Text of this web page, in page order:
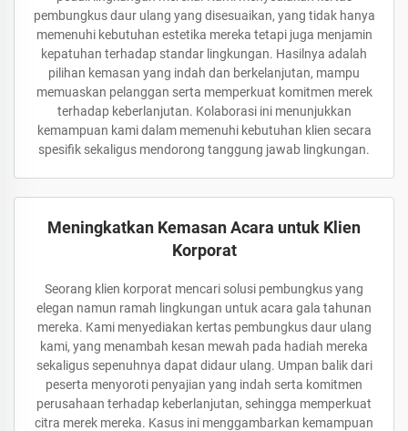
pembungkus daur ulang yang disesuaikan, yang tidak hanya
memenuhi kebutuhan estetika mereka tetapi juga menjamin
kepatuhan terhadap standar lingkungan. Hasilnya adalah
pilihan kemasan yang indah dan berkelanjutan, mampu
memuaskan pelanggan serta memperkuat komitmen merek
terhadap keberlanjutan. Kolaborasi ini menunjukkan
kemampuan kami dalam memenuhi kebutuhan klien secara
spesifik sekaligus mendorong tanggung jawab lingkungan.
Meningkatkan Kemasan Acara untuk Klien
Korporat
Seorang klien korporat mencari solusi pembungkus yang
elegan namun ramah lingkungan untuk acara gala tahunan
mereka. Kami menyediakan kertas pembungkus daur ulang
kami, yang menambah kesan mewah pada hadiah mereka
sekaligus sepenuhnya dapat didaur ulang. Umpan balik dari
peserta menyoroti penyajian yang indah serta komitmen
perusahaan terhadap keberlanjutan, sehingga memperkuat
citra merek mereka. Kasus ini menggambarkan kemampuan